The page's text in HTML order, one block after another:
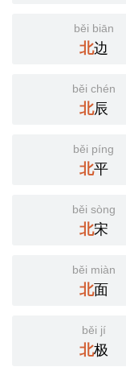
běi biān
北边
běi chén
北辰
běi píng
北平
běi sòng
北宋
běi miàn
北面
běi jí
北极